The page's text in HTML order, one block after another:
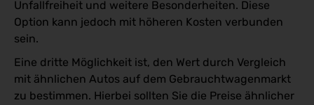
Unfallfreiheit und weitere Besonderheiten. Diese
Option kann jedoch mit höheren Kosten verbunden
sein.
Eine dritte Möglichkeit ist, den Wert durch Vergleich
mit ähnlichen Autos auf dem Gebrauchtwagenmarkt
zu bestimmen. Hierbei sollten Sie die Preise ähnlicher